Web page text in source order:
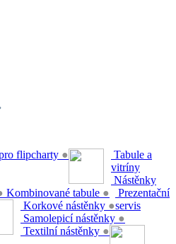
flipcharty ●
Tabule a
vitríny
Kombinované tabule ●
Nástěnky
Korkové nástěnky ●
Samolepicí nástěnky ●
Textilní nástěnky ●
Prezentační
servis